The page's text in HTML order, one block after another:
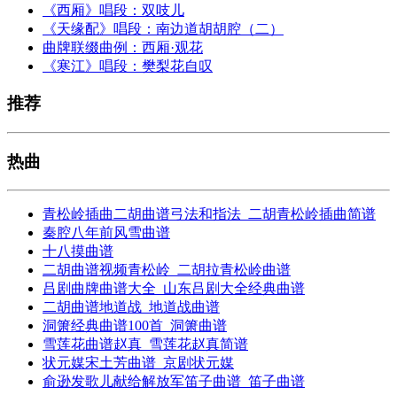
《西厢》唱段：双吱儿
《天缘配》唱段：南边道胡胡腔（二）
曲牌联缀曲例：西厢·观花
《寒江》唱段：樊梨花自叹
推荐
热曲
青松岭插曲二胡曲谱弓法和指法_二胡青松岭插曲简谱
秦腔八年前风雪曲谱
十八摸曲谱
二胡曲谱视频青松岭_二胡拉青松岭曲谱
吕剧曲牌曲谱大全_山东吕剧大全经典曲谱
二胡曲谱地道战_地道战曲谱
洞箫经典曲谱100首_洞箫曲谱
雪莲花曲谱赵真_雪莲花赵真简谱
状元媒宋土芳曲谱_京剧状元媒
俞逊发歌儿献给解放军笛子曲谱_笛子曲谱